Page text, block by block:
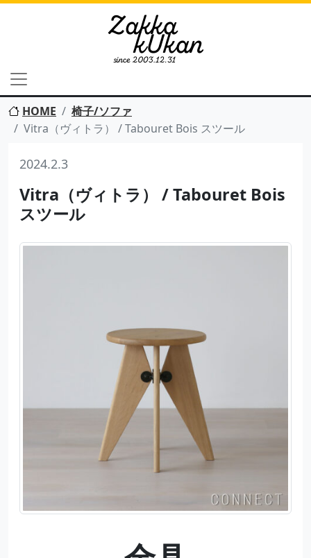
HOME
椅子/ソファ
Vitra（ヴィトラ） / Tabouret Bois スツール
2024.2.3
Vitra（ヴィトラ） / Tabouret Bois
スツール